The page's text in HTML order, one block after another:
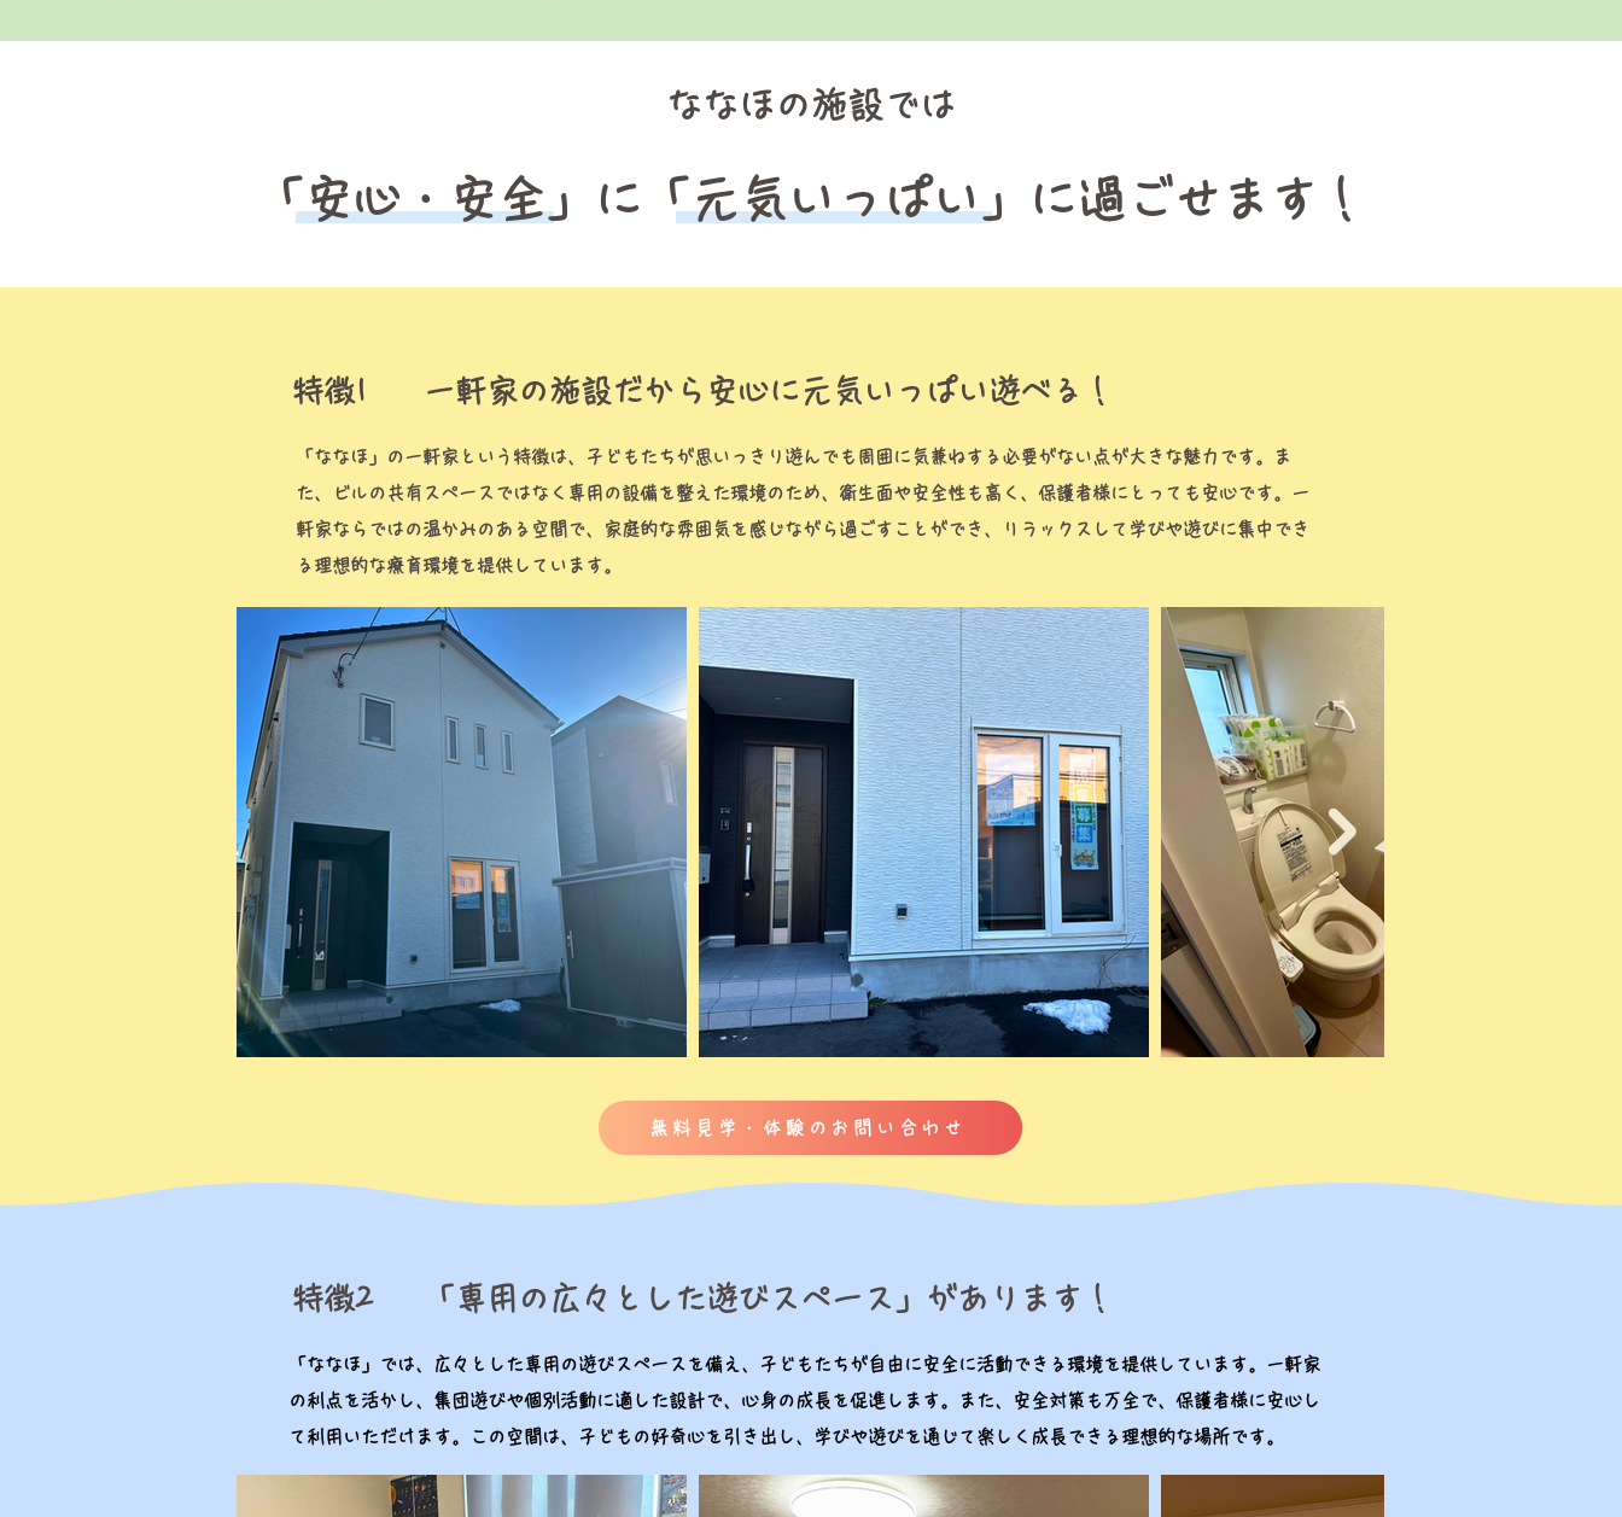
ななほの施設では
「安心・安全」に「元気いっぱい」に過ごせます！
​特徴1 一軒家の施設だから安心に元気いっぱい遊べる！
「ななほ」の一軒家という特徴は、子どもたちが思いっきり遊んでも周囲に気兼ねする必要がない点が大きな魅力です。ま
た、ビルの共有スペースではなく専用の設備を整えた環境のため、衛生面や安全性も高く、保護者様にとっても安心です。一
軒家ならではの温かみのある空間で、家庭的な雰囲気を感じながら過ごすことができ、リラックスして学びや遊びに集中でき
る理想的な療育環境を提供しています。
無料見学・体験のお問い合わせ
​特徴2 「専用の広々とした遊びスペース」があります！
「ななほ」では、広々とした専用の遊びスペースを備え、子どもたちが自由に安全に活動できる環境を提供しています。一軒家
の利点を活かし、集団遊びや個別活動に適した設計で、心身の成長を促進します。また、安全対策も万全で、保護者様に安心し
て利用いただけます。この空間は、子どもの好奇心を引き出し、学びや遊びを通じて楽しく成長できる理想的な場所です。